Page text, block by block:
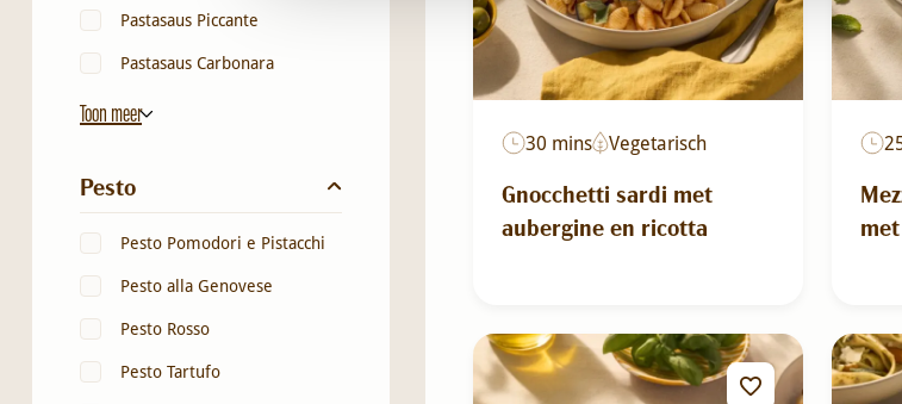
Pastasaus Piccante
Pastasaus Carbonara
Toon meer
Pesto
Pesto Pomodori e Pistacchi
Pesto alla Genovese
Pesto Rosso
Pesto Tartufo
30 mins Vegetarisch
Gnocchetti sardi met
aubergine en ricotta